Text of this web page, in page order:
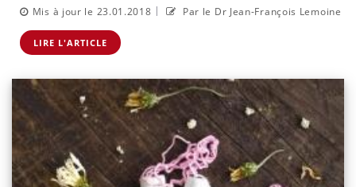
Mis à jour le 23.01.2018 | Par le Dr Jean-François Lemoine
LIRE L'ARTICLE